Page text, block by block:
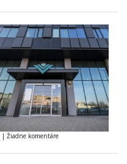
| Žiadne komentáre